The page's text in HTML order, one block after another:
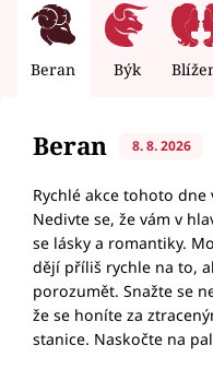
Beran Býk
Beran 8. 8. 2026
Rychlé akce tohoto
Nedivte se, že vám v
se lásky a romantiky.
dějí příliš rychle na to,
porozumět. Snažte se
že se honíte za
stanice. Naskočte na